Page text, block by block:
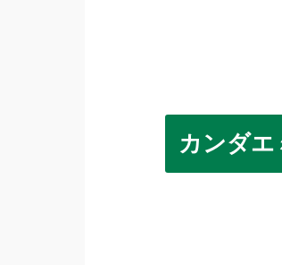
カンダ